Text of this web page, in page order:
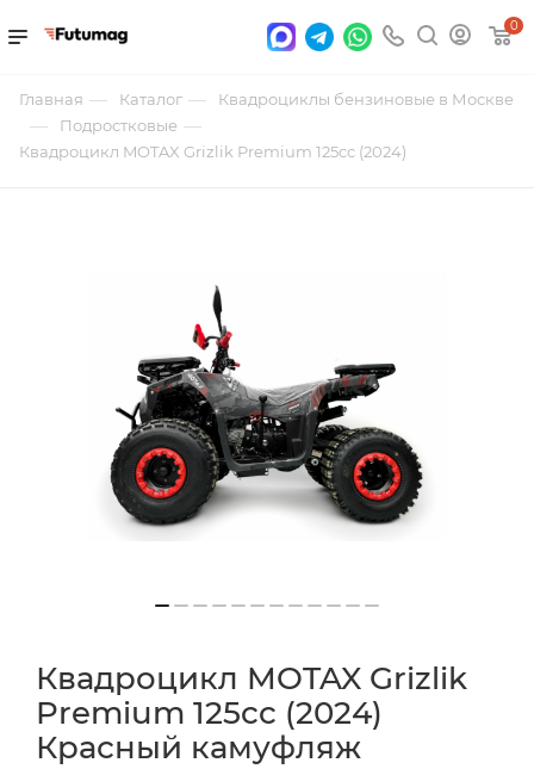
0
Главная — Каталог — Квадроциклы бензиновые в Москве
— Подростковые —
Квадроцикл MOTAX Grizlik Premium 125cc (2024)
Квадроцикл MOTAX Grizlik
Premium 125cc (2024)
Красный камуфляж